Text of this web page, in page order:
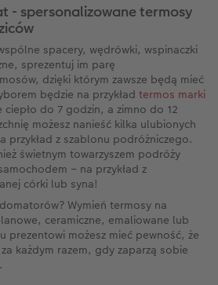
- spersonalizowane termosy
spacery, wędrówki, wspinaczki
sprezentuj im parę
dzięki którym zawsze będą mieć
będzie na przykład termos marki
ciepło do 7 godzin, a zimno do 12
możesz nanieść kilka ulubionych
przykład z szablonu podróżniczego.
świetnym towarzyszem podróży
– na przykład z
córki lub syna!
Wymień termosy na
ceramiczne, emaliowane lub
prezentowi możesz mieć pewność, że
każdym razem, gdy zaparzą sobie